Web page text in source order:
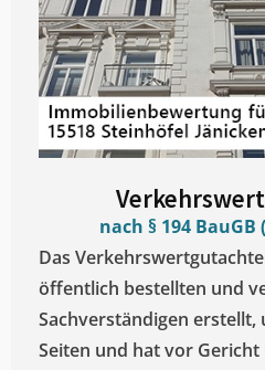
nach § 194
Das
öffentlich bestellten und
Sachverständigen erstellt,
Seiten und hat vor Gericht